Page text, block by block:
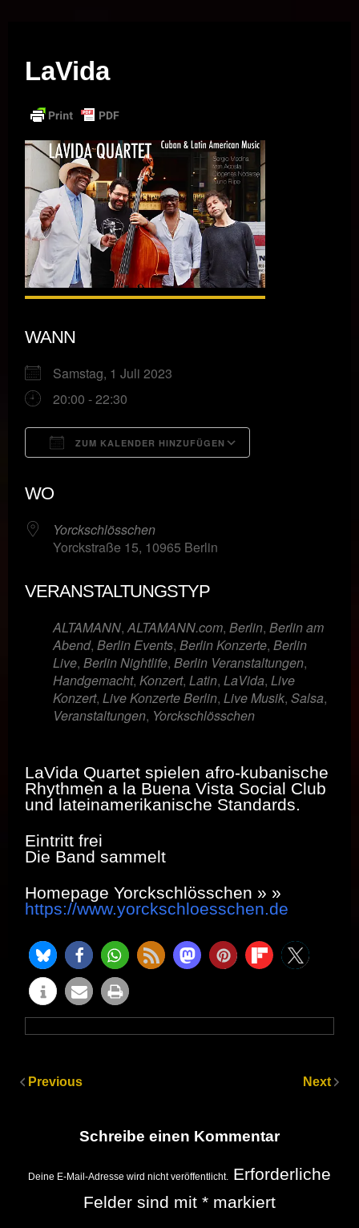
LaVida
WANN
Samstag, 1 Juli 2023
20:00 - 22:30
ZUM KALENDER HINZUFÜGEN
WO
Yorckschlösschen
Yorckstraße 15, 10965 Berlin
VERANSTALTUNGSTYP
ALTAMANN,ALTAMANN.com, Berlin, Berlin am
Abend, Berlin Events, Berlin Konzerte, Berlin
Live, Berlin Nightlife, Berlin Veranstaltungen,
Handgemacht, Konzert, Latin, LaVida, Live
Konzert, Live Konzerte Berlin, Live Musik, Salsa,
Veranstaltungen, Yorckschlösschen
LaVida Quartet spielen afro-kubanische
Rhythmen a la Buena Vista Social Club
und lateinamerikanische Standards.
Eintritt frei
Die Band sammelt
Homepage Yorckschlösschen » »
https://www.yorckschloesschen.de
Previous Next
Schreibe einen Kommentar
Deine E-Mail-Adresse wird nicht veröffentlicht.
Erforderliche
Felder sind mit * markiert